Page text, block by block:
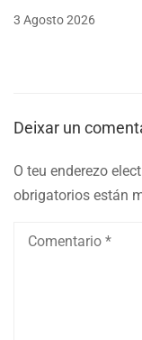
3 Agosto 2026
Deixar un
O teu enderezo
obrigatorios están